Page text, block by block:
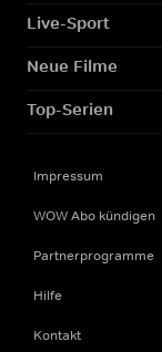
Live-Sport
Neue Filme
Top-Serien
Impressum
WOW Abo kündigen
Partnerprogramme
Hilfe
Kontakt